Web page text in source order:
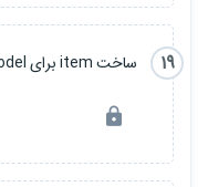
19 ساخت item برای model